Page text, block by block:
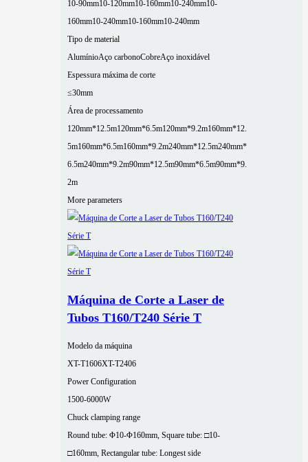
10-90mm10-120mm10-160mm10-240mm10-
160mm10-240mm10-160mm10-240mm
Tipo de material
AlumínioAço carbonoCobreAço inoxidável
Espessura máxima de corte
≤30mm
Área de processamento
120mm*12.5m120mm*6.5m120mm*9.2m160mm*12.
5m160mm*6.5m160mm*9.2m240mm*12.5m240mm*
6.5m240mm*9.2m90mm*12.5m90mm*6.5m90mm*9.
2m
More parameters
Máquina de Corte a Laser de
Tubos T160/T240 Série T
Modelo da máquina
XT-T1606XT-T2406
Power Configuration
1500-6000W
Chuck clamping range
Round tube: Φ10-Φ160mm, Square tube: □10-
□160mm, Rectangular tube: Longest side